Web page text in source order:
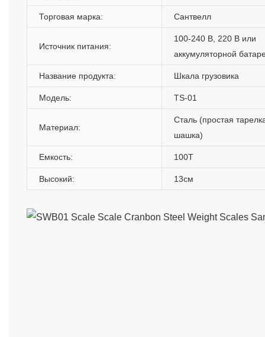
Торговая марка: Сантвелл
Источник питания:
100-240 В, 220 В или
аккумуляторной
Название продукта: Шкала грузовика
Модель: TS-01
Материал:
Сталь (простая
шашка)
Емкость: 100T
Высокий: 13см